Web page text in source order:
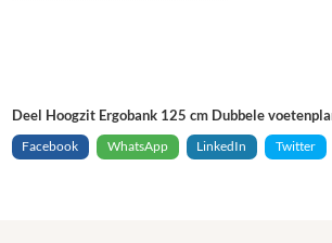
Deel Hoogzit Ergobank 125 cm Dubbele
Facebook
WhatsApp LinkedIn Twitter